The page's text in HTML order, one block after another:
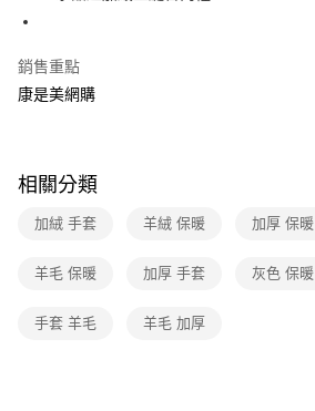
悠遊付
Google Pay
每筆NT$100，滿NT$799(含以上)免運費
銷售重點
康是美網購
相關分類
加絨 手套 羊絨 保暖 加厚 保暖
羊毛 保暖 加厚 手套 灰色 保暖
手套 羊毛 羊毛 加厚